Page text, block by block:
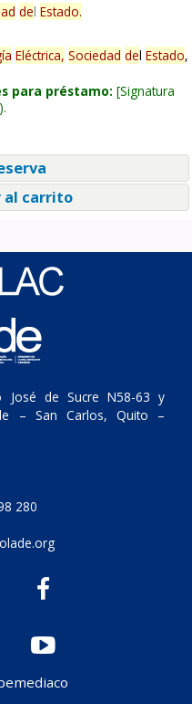
del Estado.
Eléctrica, Sociedad del Estado,
para préstamo: Signatura
carrito
José de Sucre N58-63 y
– San Carlos, Quito –
280